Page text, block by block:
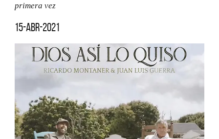
primera vez
15-abr-2021